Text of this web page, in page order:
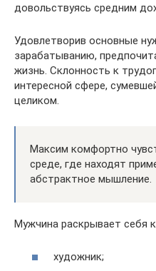
довольствуясь средним
Удовлетворив основные
зарабатыванию,
жизнь. Склонность к
интересной сфере,
целиком.
Максим комфортно
среде, где находят
абстрактное мышление.
Мужчина раскрывает себя
художник;